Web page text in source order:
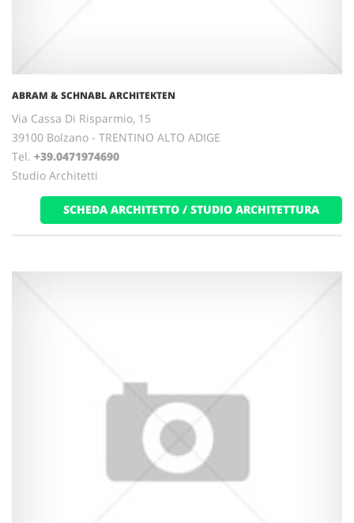
ABRAM & SCHNABL ARCHITEKTEN
Via Cassa Di Risparmio, 15
39100 Bolzano - TRENTINO ALTO ADIGE
Tel. +39.0471974690
Studio Architetti
SCHEDA ARCHITETTO / STUDIO ARCHITETTURA